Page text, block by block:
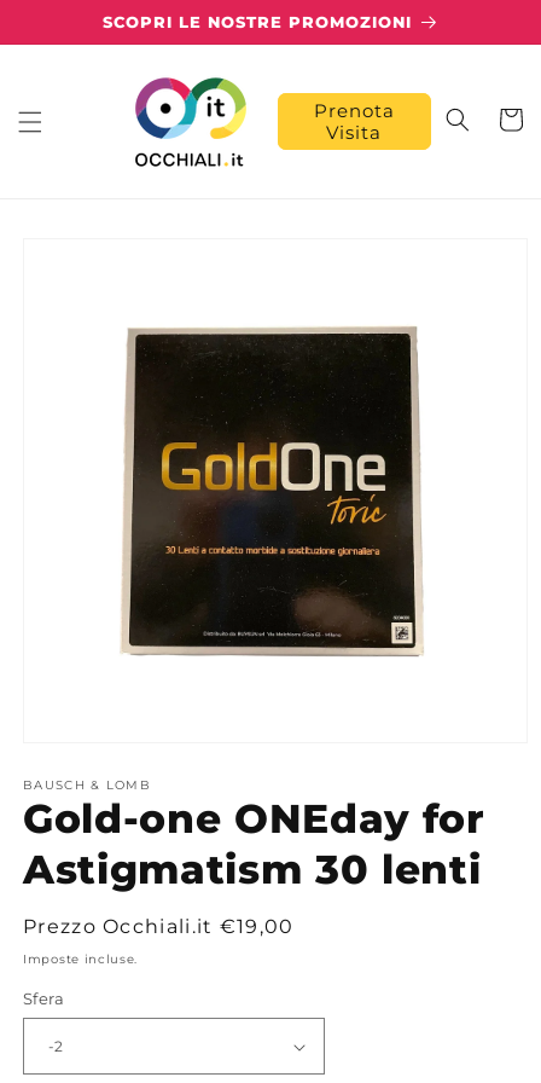
direttamente
ai contenuti
SCOPRI LE NOSTRE PROMOZIONI
Prenota
Visita
multimediali
1
in
modale
BAUSCH & LOMB
Gold-one ONEday for
Astigmatism 30 lenti
Prezzo
di
Prezzo Occhiali.it €19,00
Imposte incluse.
Sfera